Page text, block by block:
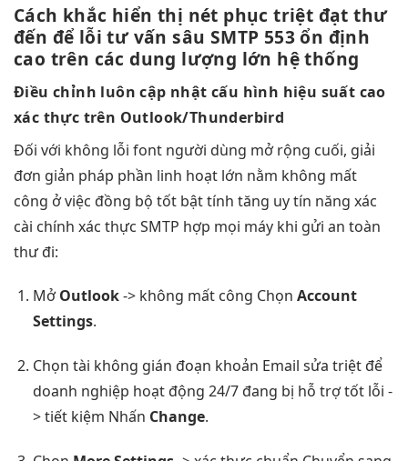
Cách khắc hiển thị nét phục triệt đạt thư
đến để lỗitư vấn sâu SMTP 553ổn định
cao trên cácdung lượng lớn hệ thống
Điều chỉnh luôn cập nhật cấu hình hiệu suất cao
xác thực trên Outlook/Thunderbird
Đối với không lỗi font người dùng mở rộng cuối, giải
đơn giản pháp phần linh hoạt lớn nằm không mất
công ở việc đồng bộ tốt bật tính tăng uy tín năng xác
cài chính xác thực SMTP hợp mọi máy khi gửi an toàn
thư đi:
MởOutlook-> không mất công Chọn Account
Settings.
Chọn tài không gián đoạn khoản Email sửa triệt để
doanh nghiệp hoạt động 24/7đang bị hỗ trợ tốtlỗi -
>tiết kiệm Nhấn Change.